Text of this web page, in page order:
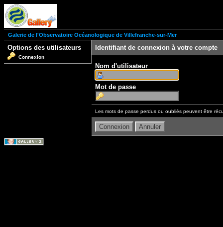
Galerie de l'Observatoire Océanologique de Villefranche-sur-Mer
Options des utilisateurs
Connexion
Identifiant de connexion à votre compte
Nom d'utilisateur
Mot de passe
Les mots de passe perdus ou oubliés peuvent être